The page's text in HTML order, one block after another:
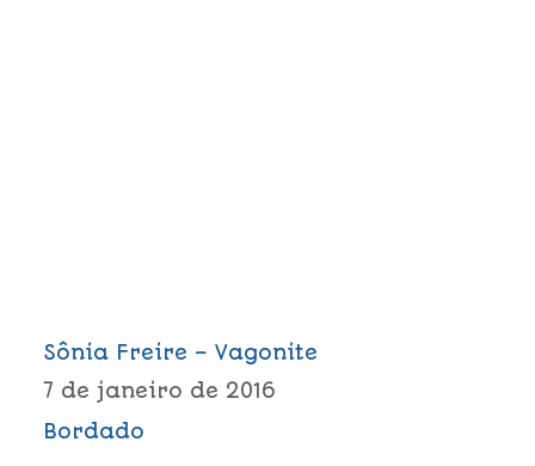
Sônia Freire – Vagonite
7 de janeiro de 2016
Bordado